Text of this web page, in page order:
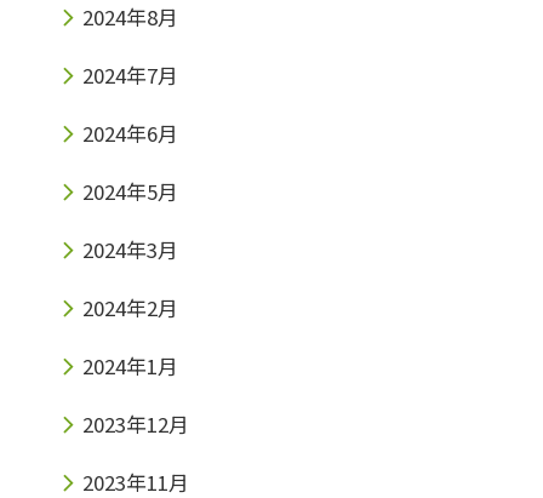
2024年8月
2024年7月
2024年6月
2024年5月
2024年3月
2024年2月
2024年1月
2023年12月
2023年11月